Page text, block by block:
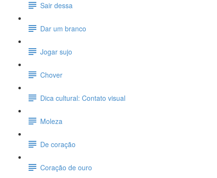
Sair dessa
Dar um branco
Jogar sujo
Chover
Dica cultural: Contato visual
Moleza
De coração
Coração de ouro